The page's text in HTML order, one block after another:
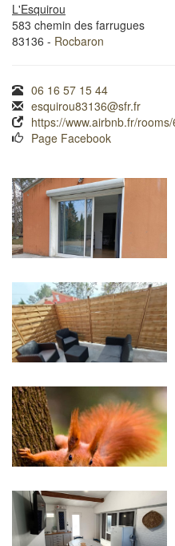
L'Esquirou
583 chemin des farrugues
83136 - Rocbaron
06 16 57 15 44
esquirou83136@sfr.fr
https://www.airbnb.fr/
Page Facebook